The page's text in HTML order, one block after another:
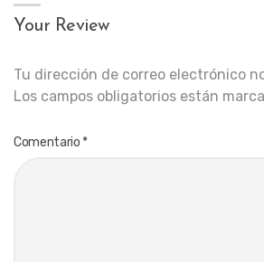
Your Review
Tu dirección de correo electrónico
Los campos obligatorios están
Comentario *